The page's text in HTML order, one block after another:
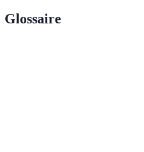
Glossaire